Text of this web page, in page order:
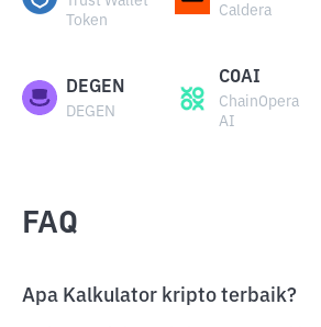
Token
Caldera
DEGEN
DEGEN
COAI
ChainOpera
AI
FAQ
Apa Kalkulator kripto terbaik?